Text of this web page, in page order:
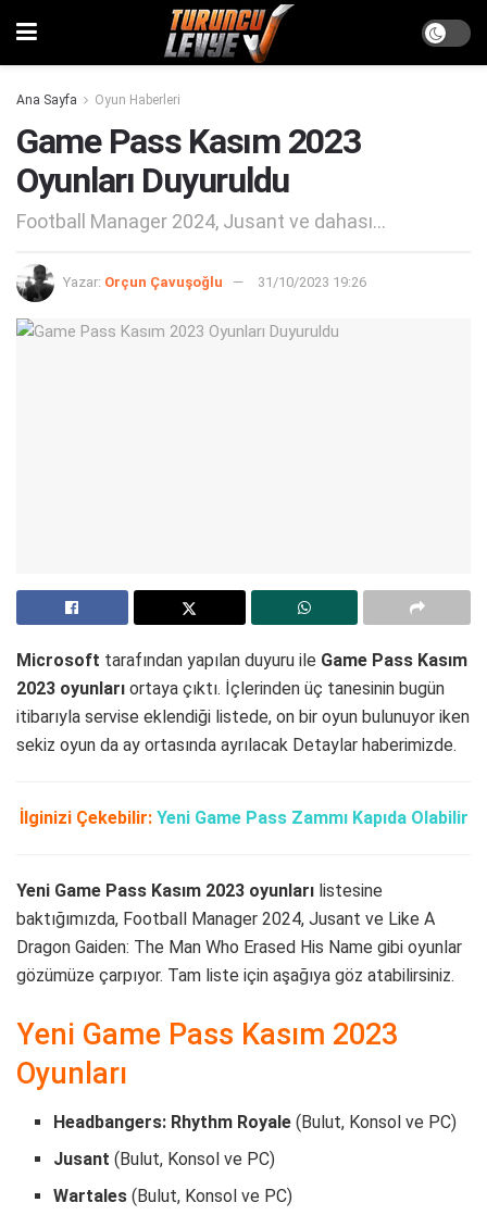
Ana Sayfa Oyun Haberleri
Game Pass Kasım 2023
Oyunları Duyuruldu
Football Manager 2024, Jusant ve dahası...
Yazar: Orçun Çavuşoğlu 31/10/2023 19:26
Microsoft tarafından yapılan duyuru ile Game Pass Kasım
2023 oyunları ortaya çıktı. İçlerinden üç tanesinin bugün
itibarıyla servise eklendiği listede, on bir oyun bulunuyor iken
sekiz oyun da ay ortasında ayrılacak Detaylar haberimizde.
İlginizi Çekebilir: Yeni Game Pass Zammı Kapıda Olabilir
Yeni Game Pass Kasım 2023 oyunları listesine
baktığımızda, Football Manager 2024, Jusant ve Like A
Dragon Gaiden: The Man Who Erased His Name gibi oyunlar
gözümüze çarpıyor. Tam liste için aşağıya göz atabilirsiniz.
Yeni Game Pass Kasım 2023
Oyunları
Headbangers: Rhythm Royale (Bulut, Konsol ve PC)
Jusant (Bulut, Konsol ve PC)
Wartales (Bulut, Konsol ve PC)